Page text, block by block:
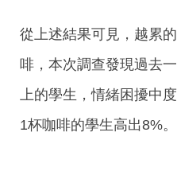
從上述結果可見，越累
啡，本次調查發現過去
上的學生，情緒困擾中
1杯咖啡的學生高出8%。